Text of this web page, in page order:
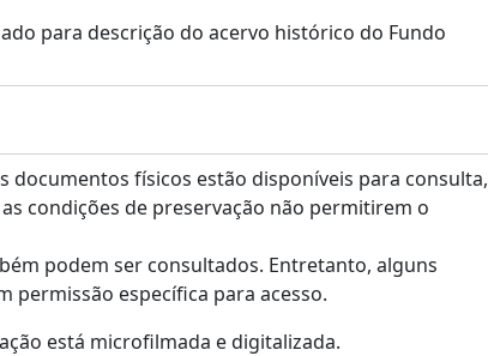
para descrição do acervo histórico do Fundo
documentos físicos estão disponíveis para consulta,
condições de preservação não permitirem o
podem ser consultados. Entretanto, alguns
permissão específica para acesso.
está microfilmada e digitalizada.